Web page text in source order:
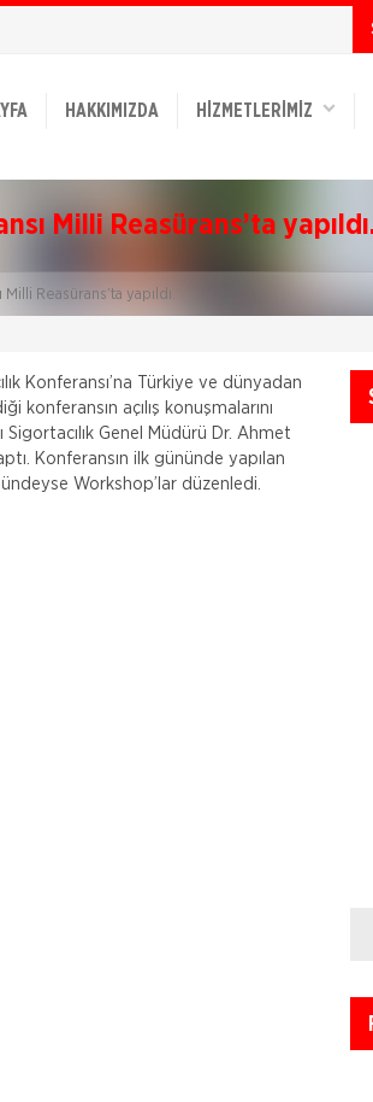
HAKKIMIZDA HİZMETLERİMİZ
Milli Reasürans’ta
Reasürans’ta yapıldı.
Konferansı’na Türkiye ve dünyadan
konferansın açılış konuşmalarını
Sigortacılık Genel Müdürü Dr. Ahmet
Konferansın ilk gününde yapılan
Workshop’lar düzenledi.